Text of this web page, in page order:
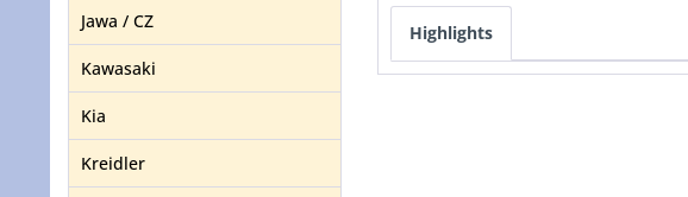
Jawa / CZ
Kawasaki
Kia
Kreidler
Highlights